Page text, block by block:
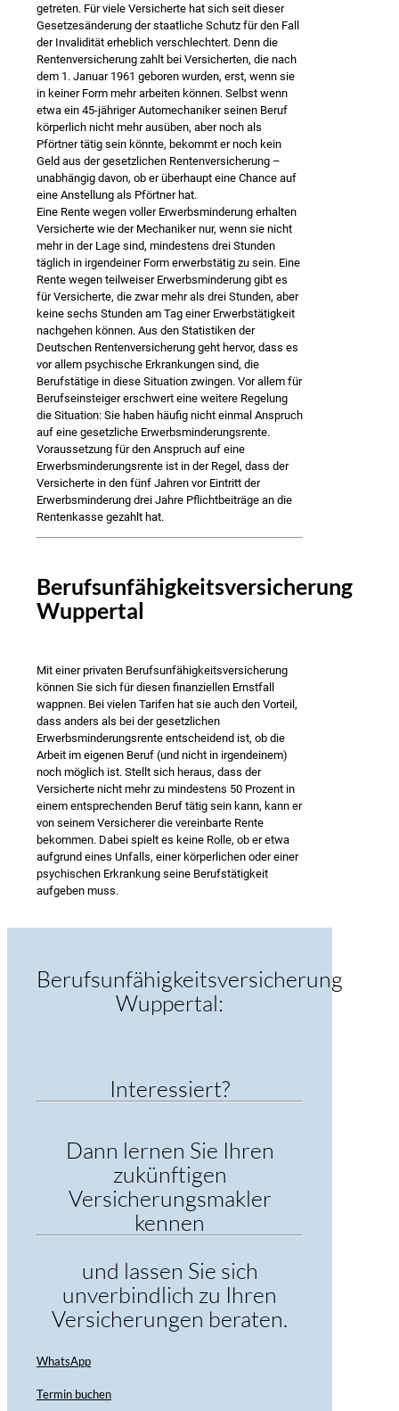
getreten. Für viele Versicherte hat sich seit dieser
Gesetzesänderung der staatliche Schutz für den Fall
der Invalidität erheblich verschlechtert. Denn die
Rentenversicherung zahlt bei Versicherten, die nach
dem 1. Januar 1961 geboren wurden, erst, wenn sie
in keiner Form mehr arbeiten können. Selbst wenn
etwa ein 45-jähriger Automechaniker seinen Beruf
körperlich nicht mehr ausüben, aber noch als
Pförtner tätig sein könnte, bekommt er noch kein
Geld aus der gesetzlichen Rentenversicherung –
unabhängig davon, ob er überhaupt eine Chance auf
eine Anstellung als Pförtner hat.
Eine Rente wegen voller Erwerbsminderung erhalten
Versicherte wie der Mechaniker nur, wenn sie nicht
mehr in der Lage sind, mindestens drei Stunden
täglich in irgendeiner Form erwerbstätig zu sein. Eine
Rente wegen teilweiser Erwerbsminderung gibt es
für Versicherte, die zwar mehr als drei Stunden, aber
keine sechs Stunden am Tag einer Erwerbstätigkeit
nachgehen können. Aus den Statistiken der
Deutschen Rentenversicherung geht hervor, dass es
vor allem psychische Erkrankungen sind, die
Berufstätige in diese Situation zwingen. Vor allem für
Berufseinsteiger erschwert eine weitere Regelung
die Situation: Sie haben häufig nicht einmal Anspruch
auf eine gesetzliche Erwerbsminderungsrente.
Voraussetzung für den Anspruch auf eine
Erwerbsminderungsrente ist in der Regel, dass der
Versicherte in den fünf Jahren vor Eintritt der
Erwerbsminderung drei Jahre Pflichtbeiträge an die
Rentenkasse gezahlt hat.
Berufsunfähigkeitsversicherung
Wuppertal
Mit einer privaten Berufsunfähigkeitsversicherung
können Sie sich für diesen finanziellen Ernstfall
wappnen. Bei vielen Tarifen hat sie auch den Vorteil,
dass anders als bei der gesetzlichen
Erwerbsminderungsrente entscheidend ist, ob die
Arbeit im eigenen Beruf (und nicht in irgendeinem)
noch möglich ist. Stellt sich heraus, dass der
Versicherte nicht mehr zu mindestens 50 Prozent in
einem entsprechenden Beruf tätig sein kann, kann er
von seinem Versicherer die vereinbarte Rente
bekommen. Dabei spielt es keine Rolle, ob er etwa
aufgrund eines Unfalls, einer körperlichen oder einer
psychischen Erkrankung seine Berufstätigkeit
aufgeben muss.
Berufsunfähigkeitsversicherung
Wuppertal:
Interessiert?
Dann lernen Sie Ihren
zukünftigen
Versicherungsmakler
kennen
und lassen Sie sich
unverbindlich zu Ihren
Versicherungen beraten.
WhatsApp
Termin buchen